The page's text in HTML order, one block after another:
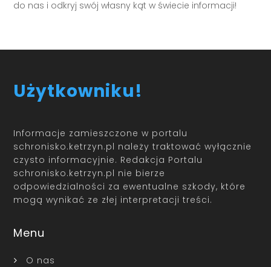
do nas i odkryj swój własny kąt w świecie informacji!
Użytkowniku!
Informacje zamieszczone w portalu
schronisko.ketrzyn.pl należy traktować wyłącznie
czysto informacyjnie. Redakcja Portalu
schronisko.ketrzyn.pl nie bierze
odpowiedzialności za ewentualne szkody, które
mogą wynikać ze złej interpretacji treści.
Menu
O nas